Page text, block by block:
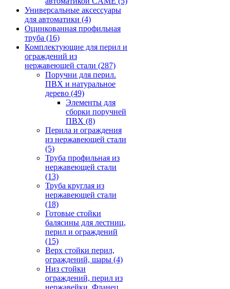
Универсальные аксессуары
для автоматики (4)
Оцинкованная профильная
труба (16)
Комплектующие для перил и
ограждений из
нержавеющей стали (287)
Поручни для перил.
ПВХ и натуральное
дерево (49)
Элементы для
сборки поручней
ПВХ (8)
Перила и ограждения
из нержавеющей стали
(5)
Труба профильная из
нержавеющей стали
(13)
Труба круглая из
нержавеющей стали
(18)
Готовые стойки
балясины для лестниц,
перил и ограждений
(15)
Верх стойки перил,
ограждений, шары (4)
Низ стойки
ограждений, перил из
нержавейки. Фланец